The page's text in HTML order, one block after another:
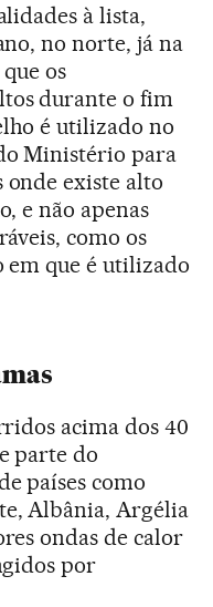
à lista,
no norte, já na
os
durante o fim
é utilizado no
Ministério para
onde existe alto
e não apenas
como os
em que é utilizado
acima dos 40
parte do
países como
Albânia, Argélia
ondas de calor
por